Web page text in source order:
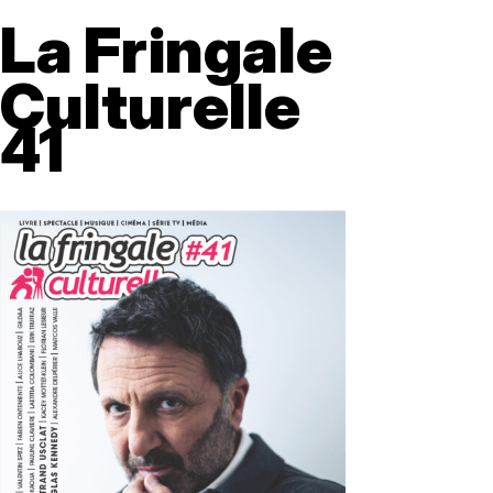
La Fringale
Culturelle
41
35 - mars avril 2025
Behind the Scenes
Etiam laoreet facilisis massa at scelerisque Proin
malesuada auctor enim ut hendrer.